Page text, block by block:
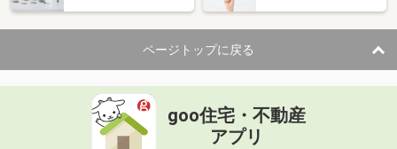
ページトップに戻る
goo住宅・不動産
アプリ